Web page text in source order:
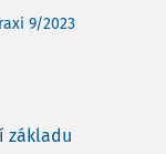
9/2023
základu